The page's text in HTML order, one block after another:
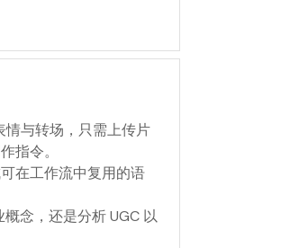
情与转场，只需上传片
指令。
在工作流中复用的语
念，还是分析 UGC 以